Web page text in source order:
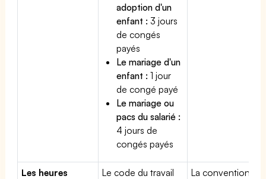
adoption d'un
enfant : 3 jours
de congés
payés
Le mariage d'un
enfant : 1 jour
de congé payé
Le mariage ou
pacs du salarié :
4 jours de
congés payés
Les heures
Le code du travail
La convention